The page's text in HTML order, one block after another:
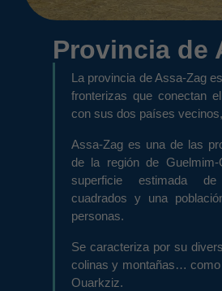
Provincia de
La provincia de Assa-Zag
fronterizas que conectan
con sus dos países
Assa-Zag es una de las
de la región de
superficie estimada
cuadrados y una
personas.
Se caracteriza por su
colinas y montañas…
Ouarkziz.